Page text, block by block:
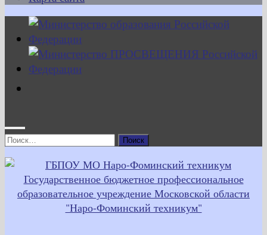
Найти: